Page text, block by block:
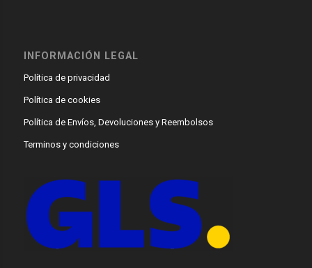
INFORMACIÓN LEGAL
Política de privacidad
Política de cookies
Política de Envíos, Devoluciones y Reembolsos
Terminos y condiciones